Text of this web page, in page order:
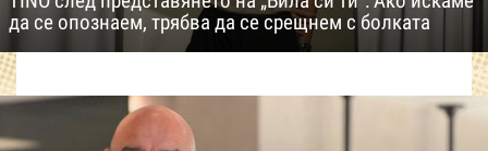
да се опознаем, трябва да се срещнем с болката